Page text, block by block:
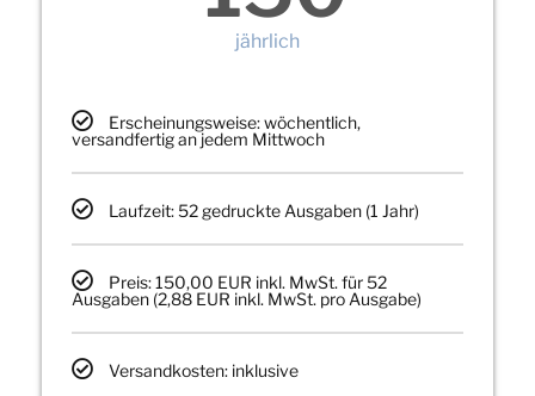
jährlich
Erscheinungsweise: wöchentlich,
versandfertig an jedem Mittwoch
Laufzeit: 52 gedruckte Ausgaben (1 Jahr)
Preis: 150,00 EUR inkl. MwSt. für 52
Ausgaben (2,88 EUR inkl. MwSt. pro Ausgabe)
Versandkosten: inklusive